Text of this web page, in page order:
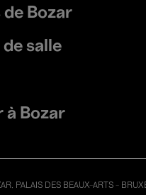
Bozar
salle
à Bozar
PALAIS DES BEAUX-ARTS -